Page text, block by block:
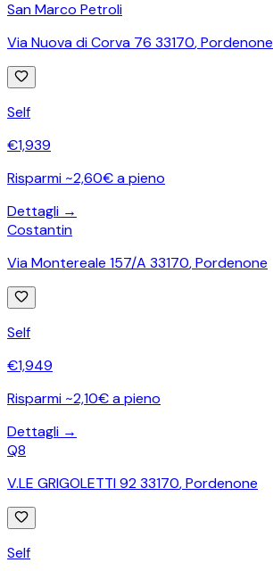
San Marco Petroli
Via Nuova di Corva 76 33170,Pordenone
Self
€1,939
Risparmi ~2,60€ a pieno
Dettagli →
Costantin
Via Montereale 157/A 33170,Pordenone
Self
€1,949
Risparmi ~2,10€ a pieno
Dettagli →
Q8
V.LE GRIGOLETTI 92 33170,Pordenone
Self